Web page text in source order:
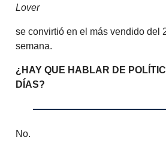
Lover
se convirtió en el más vendido del
semana.
¿HAY QUE HABLAR DE
DÍAS?
No.